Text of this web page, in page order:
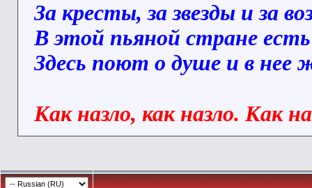
За кресты, за звезды и за
В этой пьяной стране
Здесь поют о душе и в
Как назло, как назло. Как